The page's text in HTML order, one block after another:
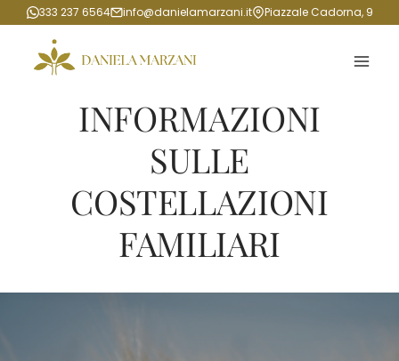
Salta
contenuto
333 237 6564 info@danielamarzani.it Piazzale Cadorna, 9
INFORMAZIONI
SULLE
COSTELLAZIONI
FAMILIARI